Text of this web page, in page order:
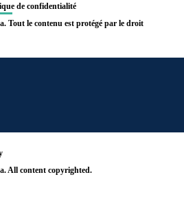
All content copyrighted.
de confidentialité
Tout le contenu est protégé par le droit